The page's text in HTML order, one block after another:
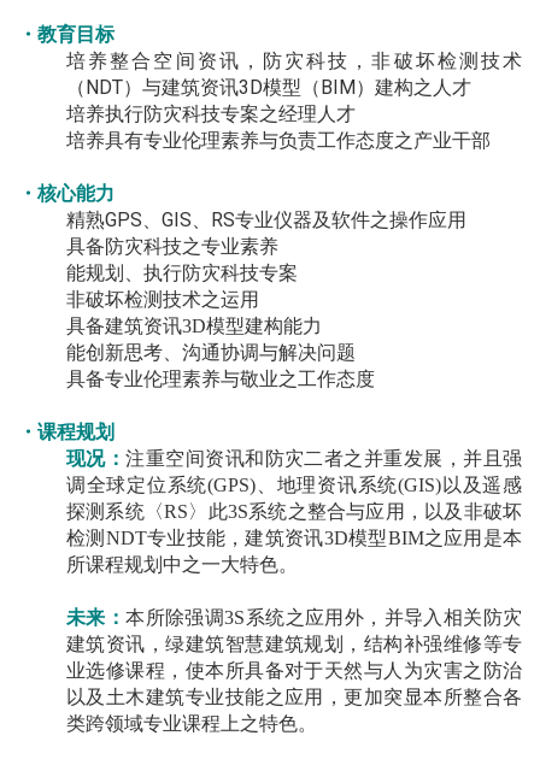
・教育目标
培养整合空间资讯，防灾科技，非破坏检测技术
（NDT）与建筑资讯3D模型（BIM）建构之人才
培养执行防灾科技专案之经理人才
培养具有专业伦理素养与负责工作态度之产业干部
・核心能力
精熟GPS、GIS、RS专业仪器及软件之操作应用
具备防灾科技之专业素养
能规划、执行防灾科技专案
非破坏检测技术之运用
具备建筑资讯3D模型建构能力
能创新思考、沟通协调与解决问题
具备专业伦理素养与敬业之工作态度
・课程规划
现况：注重空间资讯和防灾二者之并重发展，并且强
调全球定位系统(GPS)、地理资讯系统(GIS)以及遥感
探测系统〈RS〉此3S系统之整合与应用，以及非破坏
检测NDT专业技能，建筑资讯3D模型BIM之应用是本
所课程规划中之一大特色。
未来：本所除强调3S系统之应用外，并导入相关防灾
建筑资讯，绿建筑智慧建筑规划，结构补强维修等专
业选修课程，使本所具备对于天然与人为灾害之防治
以及土木建筑专业技能之应用，更加突显本所整合各
类跨领域专业课程上之特色。